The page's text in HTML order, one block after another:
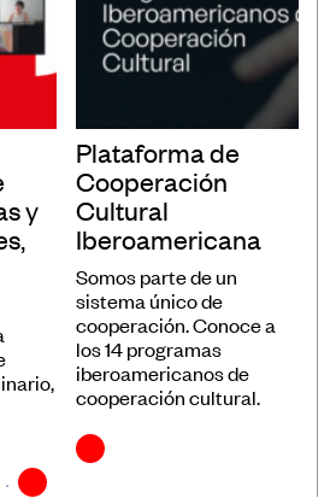
Iberoamericanos
de datos de
los museos en
Prácticas
Ibermuseos
y
Plataforma de
Cooperación
Cultural
Iberoamericana
Somos parte de un
sistema único de
cooperación. Conoce a
los 14 programas
iberoamericanos de
cooperación cultural.